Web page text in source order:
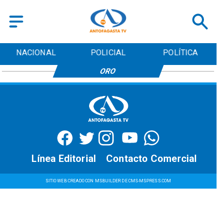
NACIONAL POLICIAL POLÍTICA
ORO
SITIO WEB CREADO CON MSBUILDER DE CMS-MSPRESS.COM
Contacto Comercial
Línea Editorial